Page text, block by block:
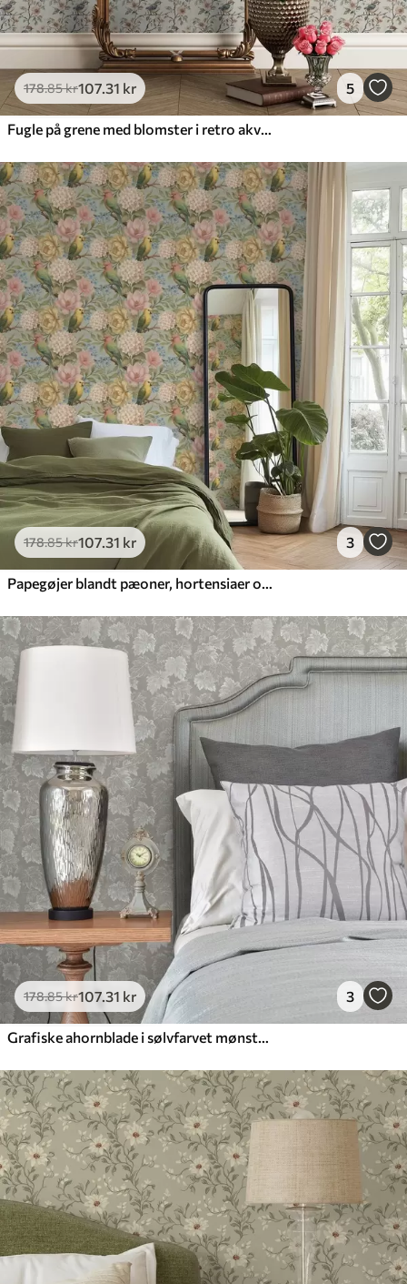
178.85kr107.31 kr 5
Fugle på grene med blomster i retro akvarel-stil
178.85kr107.31 kr 3
Papegøjer blandt pæoner, hortensiaer og magnolier
178.85kr107.31 kr 3
Grafiske ahornblade i sølvfarvet mønster på grå baggrund